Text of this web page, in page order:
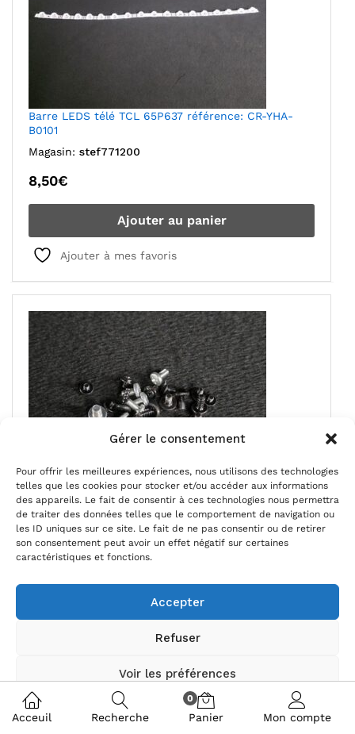
Gérer le consentement
Pour offrir les meilleures expériences, nous utilisons des technologies
telles que les cookies pour stocker et/ou accéder aux informations
des appareils. Le fait de consentir à ces technologies nous permettra
de traiter des données telles que le comportement de navigation ou
les ID uniques sur ce site. Le fait de ne pas consentir ou de retirer
son consentement peut avoir un effet négatif sur certaines
caractéristiques et fonctions.
Accepter
Refuser
Voir les préférences
Politique de cookies Politique de confidentialité
Barre LEDS télé TCL 65P637 référence: CR-YHA-
B0101
Magasin: stef771200
8,50€
Ajouter au panier
Ajouter à mes favoris
Ensemble vis télé TCL 55P631
Ajouter au panier
Ajouter à mes favoris
Acceuil Recherche
0
Panier Mon compte